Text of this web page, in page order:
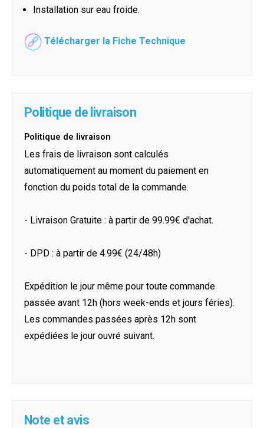
Installation sur eau froide.
Télécharger la Fiche Technique
Politique de livraison
Politique de livraison
Les frais de livraison sont calculés
automatiquement au moment du paiement en
fonction du poids total de la commande.
- Livraison Gratuite : à partir de 99.99€ d'achat.
- DPD : à partir de 4.99€ (24/48h)
Expédition le jour même pour toute commande
passée avant 12h (hors week-ends et jours féries).
Les commandes passées après 12h sont
expédiées le jour ouvré suivant.
Note et avis